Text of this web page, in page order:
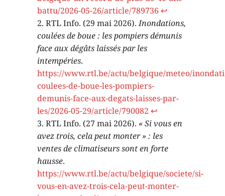
battu/2026-05-26/article/789736 ↩︎
RTL Info. (29 mai 2026).Inondations,
coulées de boue : les pompiers démunis
face aux dégâts laissés par les
intempéries.
https://www.rtl.be/actu/belgique/meteo/
coulees-de-boue-les-pompiers-
demunis-face-aux-degats-laisses-par-
les/2026-05-29/article/790082 ↩︎
RTL Info. (27 mai 2026). « Si vous en
avez trois, cela peut monter » : les
ventes de climatiseurs sont en forte
hausse.
https://www.rtl.be/actu/belgique/societe/si-
vous-en-avez-trois-cela-peut-monter-